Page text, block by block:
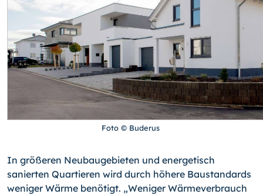
Foto © Buderus
In größeren Neubaugebieten und energetisch
sanierten Quartieren wird durch höhere Baustandards
weniger Wärme benötigt. „Weniger Wärmeverbrauch